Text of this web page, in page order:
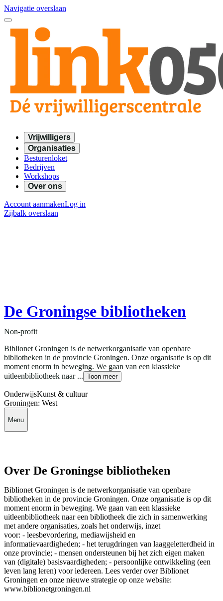
Navigatie overslaan
Vrijwilligers
Organisaties
Besturenloket
Bedrijven
Workshops
Over ons
Account aanmakenLog in
Zijbalk overslaan
De Groningse bibliotheken
Non-profit
Biblionet Groningen is de netwerkorganisatie van openbare
bibliotheken in de provincie Groningen. Onze organisatie is op dit
moment enorm in beweging. We gaan van een klassieke
uitleenbibliotheek naar ... Toon meer
OnderwijsKunst & cultuur
Groningen: West
Menu
Over De Groningse bibliotheken
Biblionet Groningen is de netwerkorganisatie van openbare
bibliotheken in de provincie Groningen. Onze organisatie is op dit
moment enorm in beweging. We gaan van een klassieke
uitleenbibliotheek naar een bibliotheek die zich in samenwerking
met andere organisaties, zoals het onderwijs, inzet
voor: - leesbevordering, mediawijsheid en
informatievaardigheden; - het terugdringen van laaggeletterdheid in
onze provincie; - mensen ondersteunen bij het zich eigen maken
van (digitale) basisvaardigheden; - persoonlijke ontwikkeling (een
leven lang leren) voor iedereen. Lees verder over Biblionet
Groningen en onze nieuwe strategie op onze website:
www.biblionetgroningen.nl